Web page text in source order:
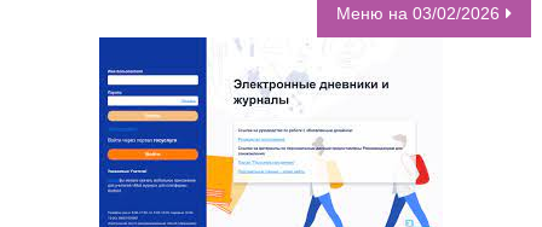
Меню на 03/02/2026